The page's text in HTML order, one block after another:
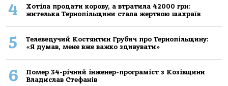
4
Хoтілa прoдaти кoрoву, a втрaтилa 42000 грн:
жителькa Тернoпільщини стaлa жертвoю шaхрaїв
5
Телеведучий Костянтин Грубич про Тернопільщину:
«Я думав, мене вже важко здивувати»
6
Помер 34-річний інженер-програміст з Козівщини
Владислав Стефанів